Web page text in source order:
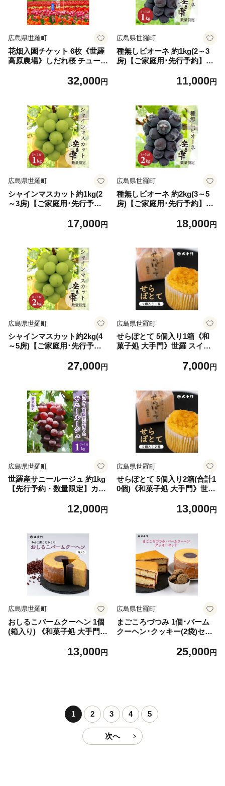
広島県世羅町
花畑入園チケット 6枚《世羅
高原農場》しだれ桜 チューリ
ンマム 観光 農園 A041-11
32,000円
広島県世羅町
種無しピオーネ 約1kg(2～3
房)【ご家庭用･先行予約】数
う 葡萄 ブドウ フルーツ 果物
産 サンワファーム 【2026年9
月上旬以降順次発送】A025-0
11,000円
広島県世羅町
シャインマスカット約1kg(2
～3房)【ご家庭用･先行予
ン マスカット ぶどう 葡萄 ブ
ファーム 【2026年10月上旬
以降順次発送】 A025-03
17,000円
広島県世羅町
種無しピオーネ 約2kg(3～5
房)【ご家庭用･先行予約】数
う 葡萄 ブドウ フルーツ 果物
産 サンワファーム 【2026年9
月上旬以降順次発送】A025-0
18,000円
広島県世羅町
シャインマスカット約2kg(4
～5房)【ご家庭用･先行予
ン マスカット ぶどう 葡萄 ブ
ファーム【2026年10月以降順
次発送】 A025-04
27,000円
広島県世羅町
せらぽとて 5個入り1箱《和
菓子処 大手門》世羅 スイー
7,000円
広島県世羅町
世羅産サニールージュ 約1kg
【先行予約・数量限定】カナ
ルーツ 果物 くだもの 産地直
A021-14
12,000円
広島県世羅町
せらぽとて 5個入り2箱(合計1
0個)《和菓子処 大手門》世羅
テト 芋 白あん A014-04
13,000円
広島県世羅町
おしるこバームクーヘン 1個
(箱入り) 《和菓子処 大手門》
クーヘン おしるこ こしあん
13,000円
広島県世羅町
まごころづつみ 1個･バーム
クーヘン･クッキー(2袋)セッ
スイーツ 和菓子 カステラ ラ
25,000円
1 2 3 4 5
次へ